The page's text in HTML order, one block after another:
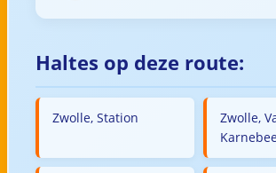
Haltes op deze route:
Zwolle, Station
Zwolle,